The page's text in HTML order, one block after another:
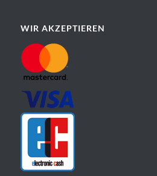
WIR AKZEPTIEREN